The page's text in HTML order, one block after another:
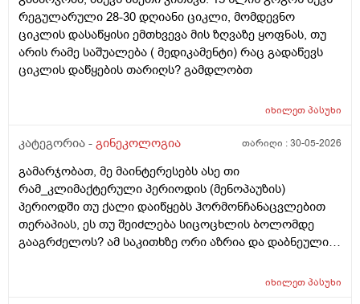
მალევე ვირუსი შემხვდა,სიცხე,გულისრევის
შეგრძნებაც მქონდა. მალევე გავიკეთე
ტესტი,უარყოფითი იყო. ეგ უცნაური შეგრძნება
რამოდენიმე დღე მქონდა. ახლა მენტრუაციას
ველოდები,მაგრამ არ მომივიდა,შუალედი 28-32 დღე
მოქმედებსო,2 კვირის წინ სხვა ქალაქში გავემგვაზრე
გავიკეთე ისევ უარყოფითია. შემდეგი 1 კვირის
განმავლობაში ვერ ვახერხებ მისვლას ექიმთან. არის
რაიმე შანსი ფეხმძიმობის? აზრი აქვს განმეორებით
ტესტს? მენტრუაცია რეგულარული მქონდა ხოლმე28-
30 დღე შუალედი.
რეგულარული 28-30 დღიანი ციკლი, მომდევნო
ციკლის დასაწყისი ემთხვევა მის ზღვაზე ყოფნას, თუ
არის რამე საშუალება ( მედიკამენტი) რაც გადაწევს
ციკლის დაწყების თარიღს? გამდლობთ
იხილეთპასუხი
კატეგორია - გინეკოლოგია თარიღი :30-05-2026
გამარჯობათ, მე მაინტერესებს ასე თი
რამ_კლიმაქტერული პერიოდის (მენოპაუზის)
პერიოდში თუ ქალი დაიწყებს ჰორმონჩანაცვლებით
თერაპიას, ეს თუ შეიძლება სიცოცხლის ბოლომდე
გააგრძელოს? ამ საკითხზე ორი აზრია და დაბნეული
ჰორმონჩანაცვლებითი თერაპია (სიცოცხლის
იხილეთპასუხი